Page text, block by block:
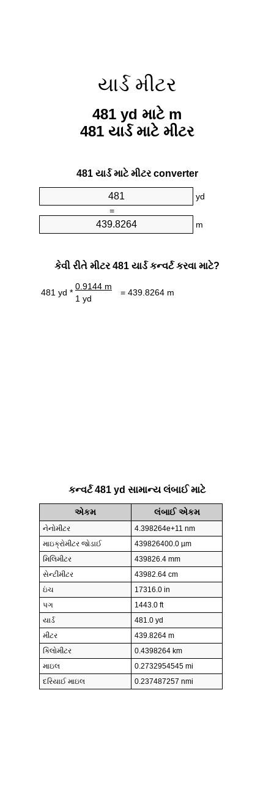
યાર્ડ મીટર
481 yd માટે m
481 યાર્ડ માટે મીટર
481 યાર્ડ માટે મીટર converter
yd
=
m
કેવી રીતે મીટર 481 યાર્ડ કન્વર્ટ કરવા માટે?
481 yd *
0.9144 m
= 439.8264 m
1 yd
કન્વર્ટ 481 yd સામાન્ય લંબાઈ માટે
એકમ લંબાઈ એકમ
નેનોમીટર
4.398264e+11 nm
માઇક્રોમીટર જોડાઈ
439826400.0 µm
મિલિમીટર
439826.4 mm
સેન્ટીમીટર
43982.64 cm
ઇંચ
17316.0 in
પગ
1443.0 ft
યાર્ડ
481.0 yd
મીટર
439.8264 m
કિલોમીટર
0.4398264 km
માઇલ
0.2732954545 mi
દરિયાઈ માઇલ
0.237487257 nmi